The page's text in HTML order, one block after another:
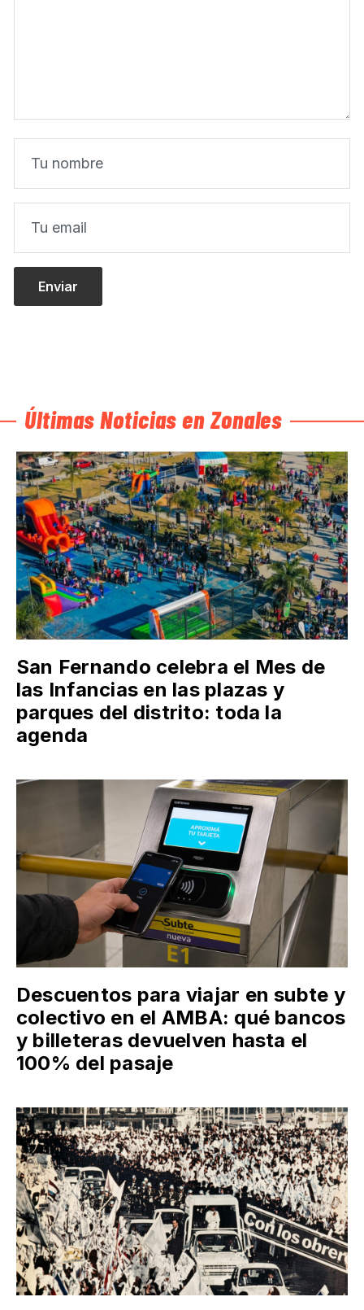
Últimas Noticias en Zonales
San Fernando celebra el Mes de
las Infancias en las plazas y
parques del distrito: toda la
agenda
Descuentos para viajar en subte y
colectivo en el AMBA: qué bancos
y billeteras devuelven hasta el
100% del pasaje